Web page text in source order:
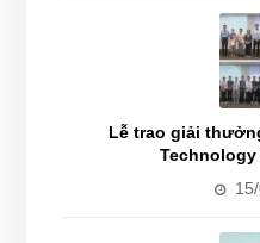
Lễ trao giải
Technology